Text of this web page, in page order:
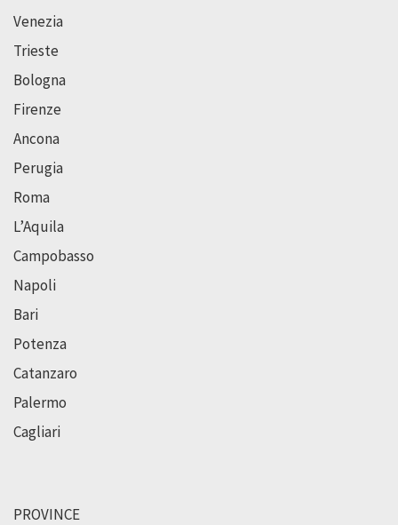
Venezia
Trieste
Bologna
Firenze
Ancona
Perugia
Roma
L’Aquila
Campobasso
Napoli
Bari
Potenza
Catanzaro
Palermo
Cagliari
PROVINCE